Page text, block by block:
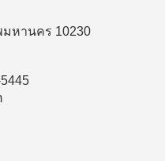
มหานคร 10230